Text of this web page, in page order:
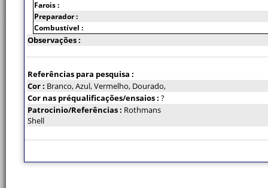
Farois :
Preparador :
Combustível :
Observações :
Referências para pesquisa :
Cor : Branco, Azul, Vermelho, Dourado,
Cor nas préqualificações/ensaios : ?
Patrocinio/Referências : Rothmans
Shell